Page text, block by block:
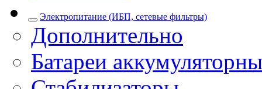
Электропитание (ИБП, сетевые фильтры)
Дополнительно
Батареи